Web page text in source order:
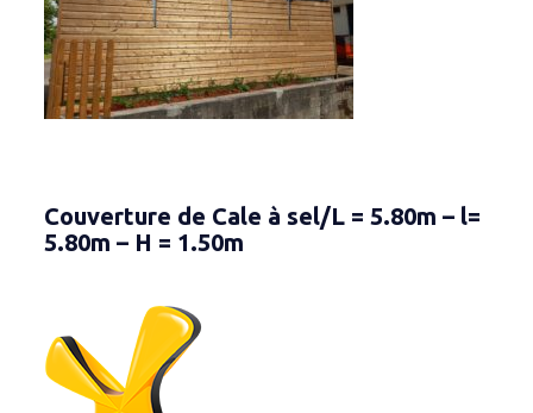
Couverture de Cale à sel/L = 5.80m – l=
5.80m – H = 1.50m